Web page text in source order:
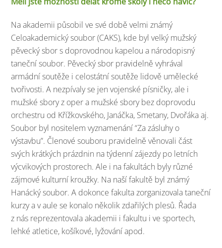
Na akademii působil ve své době velmi známý
Celoakademický soubor (CAKS), kde byl velký mužský
pěvecký sbor s doprovodnou kapelou a národopisný
taneční soubor. Pěvecký sbor pravidelně vyhrával
armádní soutěže i celostátní soutěže lidově umělecké
tvořivosti. A nezpívaly se jen vojenské písničky, ale i
mužské sbory z oper a mužské sbory bez doprovodu
orchestru od Křížkovského, Janáčka, Smetany, Dvořáka aj.
Soubor byl nositelem vyznamenání “Za zásluhy o
výstavbu”. Členové souboru pravidelně věnovali část
svých krátkých prázdnin na týdenní zájezdy po letních
výcvikových prostorech. Ale i na fakultách byly různé
zájmové kulturní kroužky. Na naší fakultě byl známý
Hanácký soubor. A dokonce fakulta zorganizovala taneční
kurzy a v aule se konalo několik zdařilých plesů. Řada
z nás reprezentovala akademii i fakultu i ve sportech,
lehké atletice, košíkové, lyžování apod.